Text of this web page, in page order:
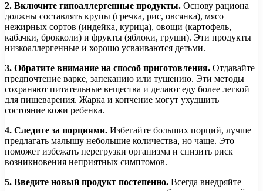
2. Включите гипоаллергенные продукты. Основу рациона
должны составлять крупы (гречка, рис, овсянка), мясо
нежирных сортов (индейка, курица), овощи (картофель,
кабачки, брокколи) и фрукты (яблоки, груши). Эти продукты
низкоаллергенные и хорошо усваиваются детьми.
3. Обратите внимание на способ приготовления. Отдавайте
предпочтение варке, запеканию или тушению. Эти методы
сохраняют питательные вещества и делают еду более легкой
для пищеварения. Жарка и копчение могут ухудшить
состояние кожи ребенка.
4. Следите за порциями. Избегайте больших порций, лучше
предлагать малышу небольшие количества, но чаще. Это
поможет избежать перегрузки организма и снизить риск
возникновения неприятных симптомов.
5. Введите новый продукт постепенно. Всегда внедряйте